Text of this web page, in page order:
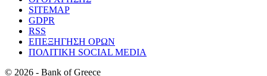
SITEMAP
GDPR
RSS
ΕΠΕΞΗΓΗΣΗ ΟΡΩΝ
ΠΟΛΙΤΙΚΗ SOCIAL MEDIA
© 2026 - Bank of Greece